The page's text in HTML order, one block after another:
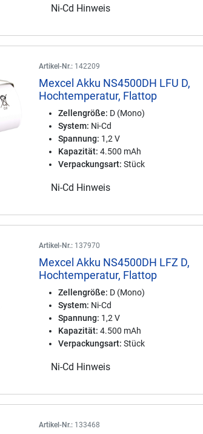
Ni-Cd Hinweis
Artikel-Nr.: 142209
Mexcel Akku NS4500DH LFU D,
Hochtemperatur, Flattop
Zellengröße: D (Mono)
System: Ni-Cd
Spannung: 1,2 V
Kapazität: 4.500 mAh
Verpackungsart: Stück
Ni-Cd Hinweis
Artikel-Nr.: 137970
Mexcel Akku NS4500DH LFZ D,
Hochtemperatur, Flattop
Zellengröße: D (Mono)
System: Ni-Cd
Spannung: 1,2 V
Kapazität: 4.500 mAh
Verpackungsart: Stück
Ni-Cd Hinweis
Artikel-Nr.: 133468